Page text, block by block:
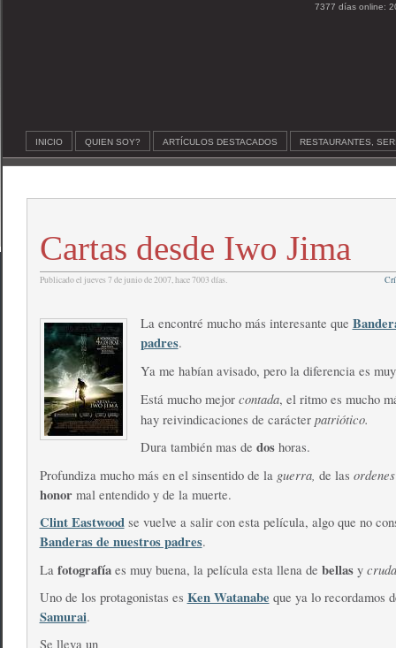
7377 días online:
INICIO QUIEN SOY? ARTÍCULOS DESTACADOS RESTAURANTES,
Cartas desde Iwo Jima
Publicado el jueves 7 de junio de 2007, hace 7003 días.
La encontré mucho más interesante que
padres.
Ya me habían avisado, pero la diferencia es
Está mucho mejor contada, el ritmo es mucho
hay reivindicaciones de carácter patriótico.
Dura también mas de doshoras.
Profundiza mucho más en el sinsentido de la guerra, de las
honormal entendido y de la muerte.
Clint Eastwoodse vuelve a salir con esta película, algo que no
Banderas de nuestros padres.
La fotografíaes muy buena, la película esta llena de bellasy
Uno de los protagonistas es Ken Watanabe que ya lo recordamos
Samurai.
Se lleva un